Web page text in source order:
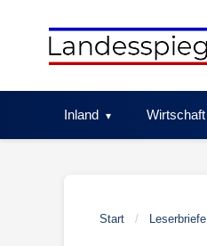
Inland Wirtschaft
Start / Leserbriefe